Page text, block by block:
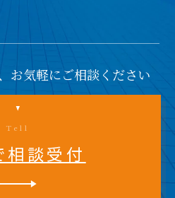
お気軽にご相談ください
Tell
相談受付